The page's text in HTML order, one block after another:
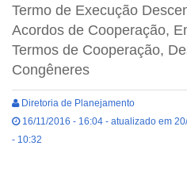
Termo de Execução
Acordos de Cooperação,
Termos de Cooperação,
Congêneres
Diretoria de Planejamento
16/11/2016 - 16:04 - atualizado em
- 10:32